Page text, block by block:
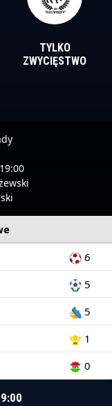
TYLKO
ZWYCIĘSTWO
6
5
5
1
0